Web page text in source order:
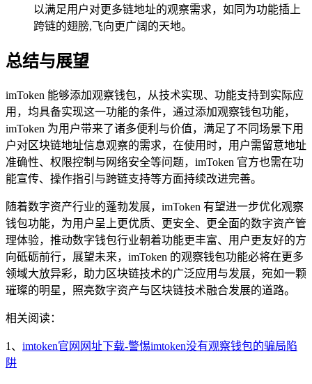
以满足用户对更多链地址的观察需求，如同为功能插上
跨链的翅膀,飞向更广阔的天地。
总结与展望
imToken 能够添加观察钱包，从技术实现、功能支持到实际应
用，均具备实现这一功能的条件，通过添加观察钱包功能，
imToken 为用户带来了诸多便利与价值，满足了不同场景下用
户对区块链地址信息观察的需求，在使用时，用户需留意地址
准确性、权限控制与网络安全等问题，imToken 官方也需在功
能宣传、操作指引与跨链支持等方面持续改进完善。
随着数字资产行业的蓬勃发展，imToken 有望进一步优化观察
钱包功能，为用户呈上更优质、更安全、更全面的数字资产管
理体验，推动数字钱包行业朝着功能更丰富、用户更友好的方
向砥砺前行，展望未来，imToken 的观察钱包功能必将在更多
领域大放异彩，助力区块链技术的广泛应用与发展，宛如一颗
璀璨的明星，照亮数字资产与区块链技术融合发展的道路。
相关阅读：
1、 imtoken官网网址下载-警惕imtoken没有观察钱包的骗局陷
阱